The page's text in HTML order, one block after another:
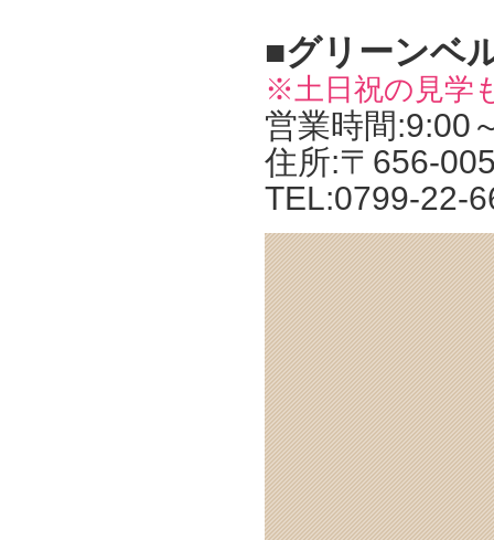
■グリーンベ
※土日祝の見学
営業時間:9:00
住所:〒656-
TEL:0799-22-